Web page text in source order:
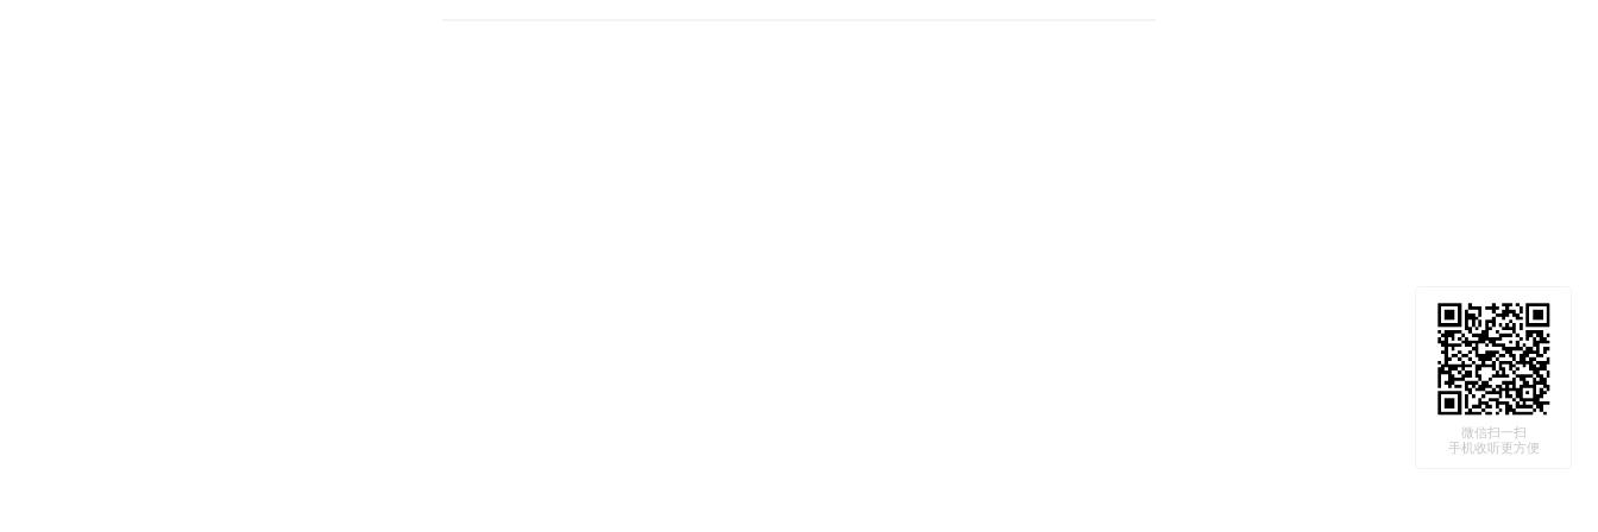
微信扫一扫
手机收听更方便